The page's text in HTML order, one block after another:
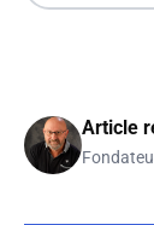
Article